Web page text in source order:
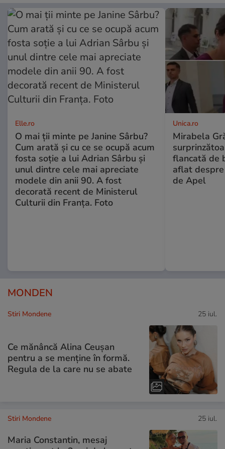
Elle.ro
O mai ții minte pe Janine Sârbu?
Cum arată și cu ce se ocupă acum
fosta soție a lui Adrian Sârbu și
unul dintre cele mai apreciate
modele din anii 90. A fost
decorată recent de Ministerul
Culturii din Franța. Foto
Unica.ro
Mirabela
flancată de
aflat
de Apel
MONDEN
Stiri Mondene 25 iul.
Ce mănâncă Alina Ceușan
pentru a se menține în formă.
Regula de la care nu se abate
Stiri Mondene 25 iul.
Maria Constantin, mesaj